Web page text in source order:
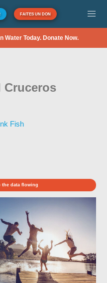
FAITES UN DON
Water Today. Donate Now.
Cruceros
Fish
the data flowing